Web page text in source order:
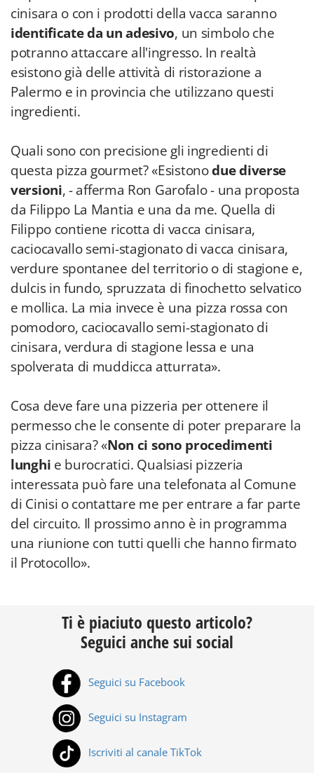
cinisara o con i prodotti della vacca saranno
identificate da un adesivo, un simbolo che
potranno attaccare all'ingresso. In realtà
esistono già delle attività di ristorazione a
Palermo e in provincia che utilizzano questi
ingredienti.
Quali sono con precisione gli ingredienti di
questa pizza gourmet? «Esistonodue diverse
versioni, - afferma Ron Garofalo - una proposta
da Filippo La Mantia e una da me. Quella di
Filippo contiene ricotta di vacca cinisara,
caciocavallo semi-stagionato di vacca cinisara,
verdure spontanee del territorio o di stagione e,
dulcis in fundo, spruzzata di finochetto selvatico
e mollica. La mia invece è una pizza rossa con
pomodoro, caciocavallo semi-stagionato di
cinisara, verdura di stagione lessa e una
spolverata di muddicca atturrata».
Cosa deve fare una pizzeria per ottenere il
permesso che le consente di poter preparare la
pizza cinisara? «Non ci sono procedimenti
lunghi e burocratici. Qualsiasi pizzeria
interessata può fare una telefonata al Comune
di Cinisi o contattare me per entrare a far parte
del circuito. Il prossimo anno è in programma
una riunione con tutti quelli che hanno firmato
il Protocollo».
Ti è piaciuto questo articolo?
Seguici anche sui social
Seguici su Facebook
Seguici su Instagram
Iscriviti al canale TikTok